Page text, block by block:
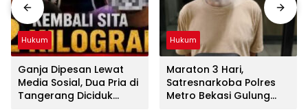
Hukum
Ganja Dipesan Lewat
Media Sosial, Dua Pria di
Tangerang Diciduk
Hukum
Maraton 3 Hari,
Satresnarkoba Polres
Metro Bekasi Gulung